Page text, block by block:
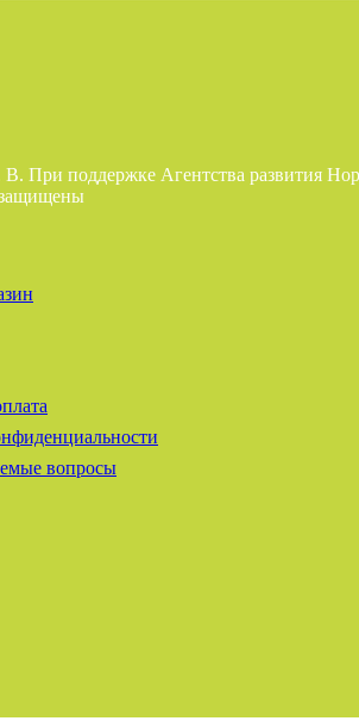
При поддержке Агентства развития
вопросы